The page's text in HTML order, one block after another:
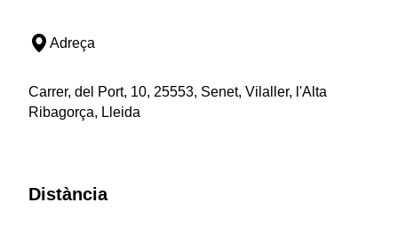
Adreça
Carrer, del Port, 10, 25553, Senet, Vilaller, l'Alta
Ribagorça, Lleida
Distància